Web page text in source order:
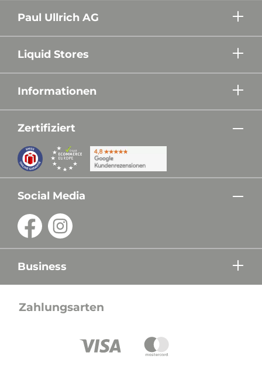
Paul Ullrich AG
Liquid Stores
Informationen
Zertifiziert
Social Media
Business
Zahlungsarten